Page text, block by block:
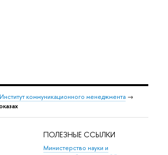
Институт коммуникационного менеджмента →
ПОЛЕЗНЫЕ ССЫЛКИ
Министерство науки и